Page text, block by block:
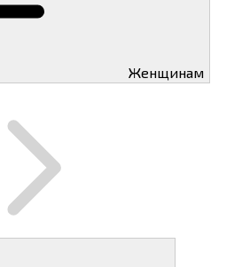
Женщинам